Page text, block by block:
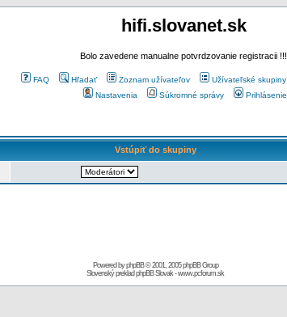
hifi.slovanet.sk
Bolo zavedene manualne potvrdzovanie registracii !!!
FAQ Hľadať Zoznam užívateľov Užívateľské skupiny
Nastavenia
Súkromné správy Prihlásenie
Vstúpiť do skupiny
Powered byphpBB© 2001, 2005 phpBB Group
Slovenský preklad phpBB Slovak-www.pcforum.sk